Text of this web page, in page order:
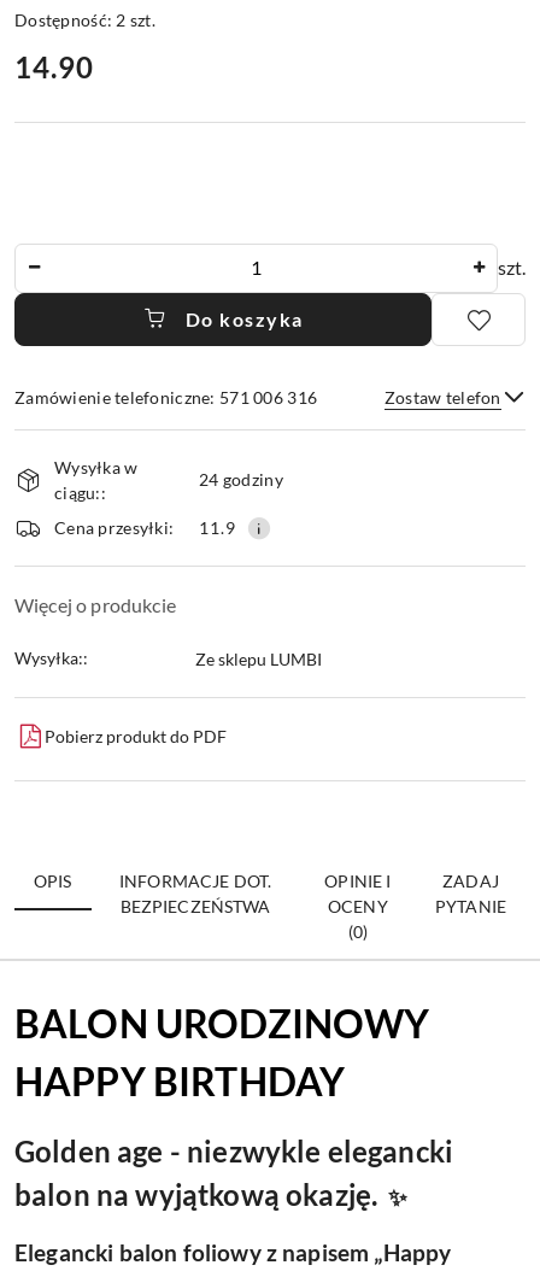
Dostępność: 2 szt.
cena:
14.90
szt.
Do koszyka
Zamówienie telefoniczne: 571 006 316 Zostaw telefon
Dostępność
i
dostawa
Wysyłka w
ciągu::
24 godziny
Cena przesyłki: 11.9
Więcej o produkcie
Wysyłka:: Ze sklepu LUMBI
Pobierz produkt do PDF
OPIS
INFORMACJE DOT.
BEZPIECZEŃSTWA
OPINIE I
OCENY
(0)
ZADAJ
PYTANIE
BALON URODZINOWY
HAPPY BIRTHDAY
Golden age - niezwykle elegancki
balon na wyjątkową okazję. ✨
Elegancki balon foliowy z napisem „Happy